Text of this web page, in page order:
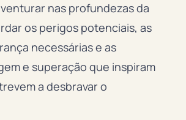
nas profundezas da
os perigos potenciais, as
necessárias e as
e superação que inspiram
a desbravar o